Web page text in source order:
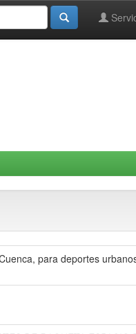
para deportes